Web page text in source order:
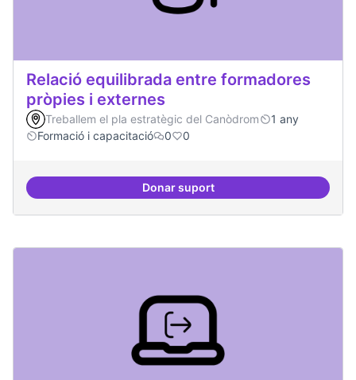
Relació equilibrada entre formadores
pròpies i externes
Treballem el pla estratègic del Canòdrom
1 any
Formació i capacitació
0 0
Donar suportRelació equilibrada entre